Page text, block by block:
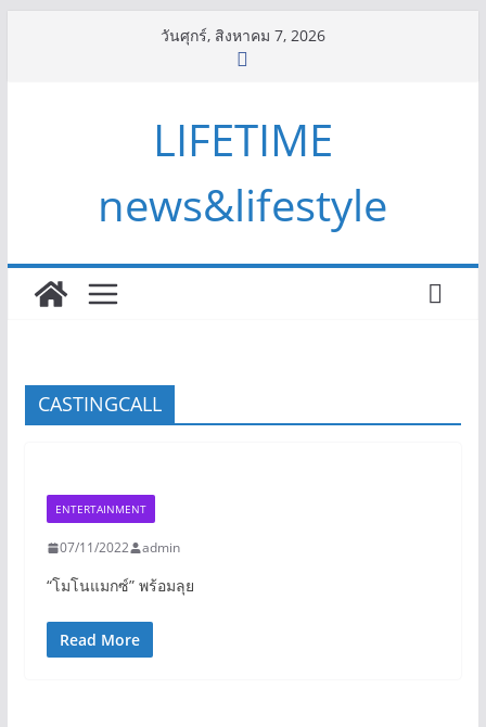
วันศุกร์, สิงหาคม 7, 2026
LIFETIME
news&lifestyle
CASTINGCALL
ENTERTAINMENT
07/11/2022 admin
“โมโนแมกซ์” พร้อมลุย
Read More